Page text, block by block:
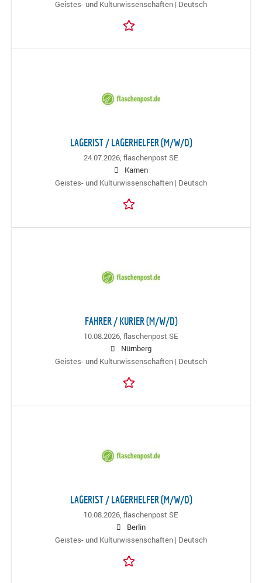
Geistes- und Kulturwissenschaften | Deutsch
LAGERIST / LAGERHELFER (M/W/D)
24.07.2026, flaschenpost SE
Kamen
Geistes- und Kulturwissenschaften | Deutsch
FAHRER / KURIER (M/W/D)
10.08.2026, flaschenpost SE
Nürnberg
Geistes- und Kulturwissenschaften | Deutsch
LAGERIST / LAGERHELFER (M/W/D)
10.08.2026, flaschenpost SE
Berlin
Geistes- und Kulturwissenschaften | Deutsch